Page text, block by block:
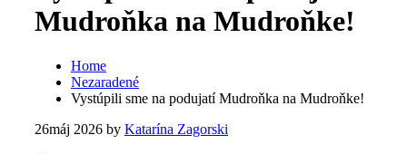
Mudroňka na Mudroňke!
Home
Nezaradené
Vystúpili sme na podujatí Mudroňka na Mudroňke!
26máj 2026 by Katarína Zagorski